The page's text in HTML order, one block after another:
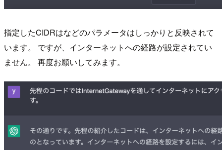
指定したCIDRはなどのパラメータはしっかりと反映されて
います。 ですが、インターネットへの経路が設定されてい
ません。 再度お願いしてみます。